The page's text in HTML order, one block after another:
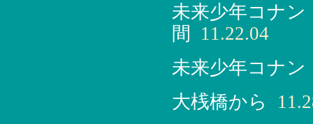
未来少年コナ
間
11.22.04
未来少年コナ
大桟橋から